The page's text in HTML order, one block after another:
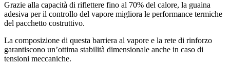
Grazie alla capacità di riflettere fino al 70% del calore, la guaina
adesiva per il controllo del vapore migliora le performance termiche
del pacchetto costruttivo.
La composizione di questa barriera al vapore e la rete di rinforzo
garantiscono un’ottima stabilità dimensionale anche in caso di
tensioni meccaniche.